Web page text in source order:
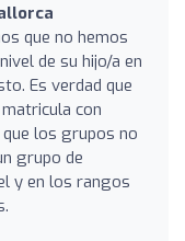
que no hemos
de su hijo/a en
Es verdad que
con
los grupos no
grupo de
y en los rangos